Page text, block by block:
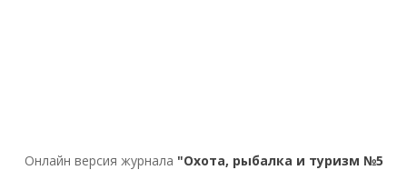
Онлайн версия журнала "Охота, рыбалка и туризм №5